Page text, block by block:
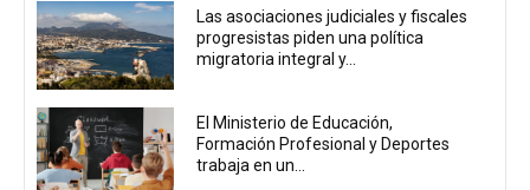
Las asociaciones judiciales y fiscales
progresistas piden una política
migratoria integral y...
El Ministerio de Educación,
Formación Profesional y Deportes
trabaja en un...